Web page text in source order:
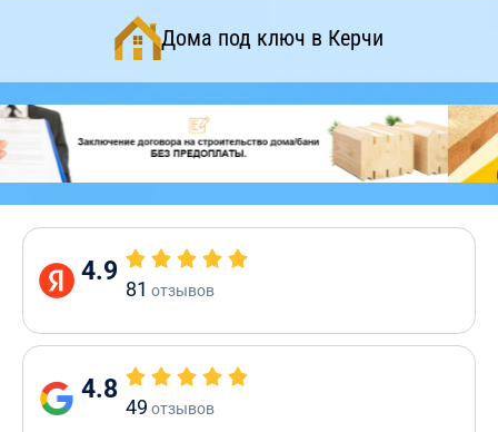
Дома под ключ в Керчи
4.9
81 отзывов
4.8
49 отзывов